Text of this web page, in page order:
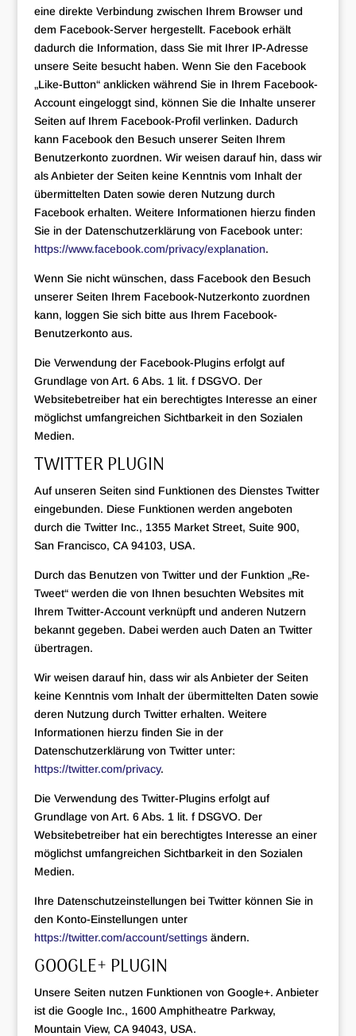
eine direkte Verbindung zwischen Ihrem Browser und
dem Facebook-Server hergestellt. Facebook erhält
dadurch die Information, dass Sie mit Ihrer IP-Adresse
unsere Seite besucht haben. Wenn Sie den Facebook
„Like-Button“ anklicken während Sie in Ihrem Facebook-
Account eingeloggt sind, können Sie die Inhalte unserer
Seiten auf Ihrem Facebook-Profil verlinken. Dadurch
kann Facebook den Besuch unserer Seiten Ihrem
Benutzerkonto zuordnen. Wir weisen darauf hin, dass wir
als Anbieter der Seiten keine Kenntnis vom Inhalt der
übermittelten Daten sowie deren Nutzung durch
Facebook erhalten. Weitere Informationen hierzu finden
Sie in der Datenschutzerklärung von Facebook unter:
https://www.facebook.com/privacy/explanation.
Wenn Sie nicht wünschen, dass Facebook den Besuch
unserer Seiten Ihrem Facebook-Nutzerkonto zuordnen
kann, loggen Sie sich bitte aus Ihrem Facebook-
Benutzerkonto aus.
Die Verwendung der Facebook-Plugins erfolgt auf
Grundlage von Art. 6 Abs. 1 lit. f DSGVO. Der
Websitebetreiber hat ein berechtigtes Interesse an einer
möglichst umfangreichen Sichtbarkeit in den Sozialen
Medien.
TWITTER PLUGIN
Auf unseren Seiten sind Funktionen des Dienstes Twitter
eingebunden. Diese Funktionen werden angeboten
durch die Twitter Inc., 1355 Market Street, Suite 900,
San Francisco, CA 94103, USA.
Durch das Benutzen von Twitter und der Funktion „Re-
Tweet“ werden die von Ihnen besuchten Websites mit
Ihrem Twitter-Account verknüpft und anderen Nutzern
bekannt gegeben. Dabei werden auch Daten an Twitter
übertragen.
Wir weisen darauf hin, dass wir als Anbieter der Seiten
keine Kenntnis vom Inhalt der übermittelten Daten sowie
deren Nutzung durch Twitter erhalten. Weitere
Informationen hierzu finden Sie in der
Datenschutzerklärung von Twitter unter:
https://twitter.com/privacy.
Die Verwendung des Twitter-Plugins erfolgt auf
Grundlage von Art. 6 Abs. 1 lit. f DSGVO. Der
Websitebetreiber hat ein berechtigtes Interesse an einer
möglichst umfangreichen Sichtbarkeit in den Sozialen
Medien.
Ihre Datenschutzeinstellungen bei Twitter können Sie in
den Konto-Einstellungen unter
https://twitter.com/account/settingsändern.
GOOGLE+ PLUGIN
Unsere Seiten nutzen Funktionen von Google+. Anbieter
ist die Google Inc., 1600 Amphitheatre Parkway,
Mountain View, CA 94043, USA.